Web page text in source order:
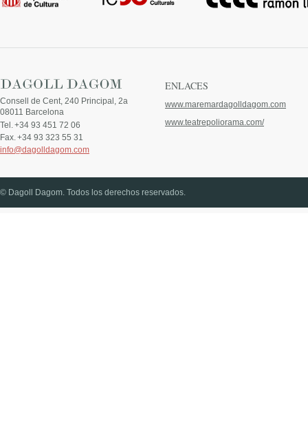
Consell de Cent, 240 Principal, 2a
08011 Barcelona
Tel. +34 93 451 72 06
Fax. +34 93 323 55 31
info@dagolldagom.com
ENLACES
www.maremardagolldagom.com
www.teatrepoliorama.com/
© Dagoll Dagom. Todos los derechos reservados.